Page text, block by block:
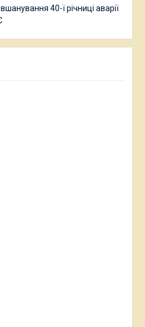
40-ї річниці аварії